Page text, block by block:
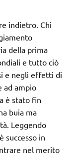
indietro. Chi
della prima
e tutto ciò
e negli effetti di
ad ampio
è stato fin
buia ma
Leggendo
successo in
nel merito